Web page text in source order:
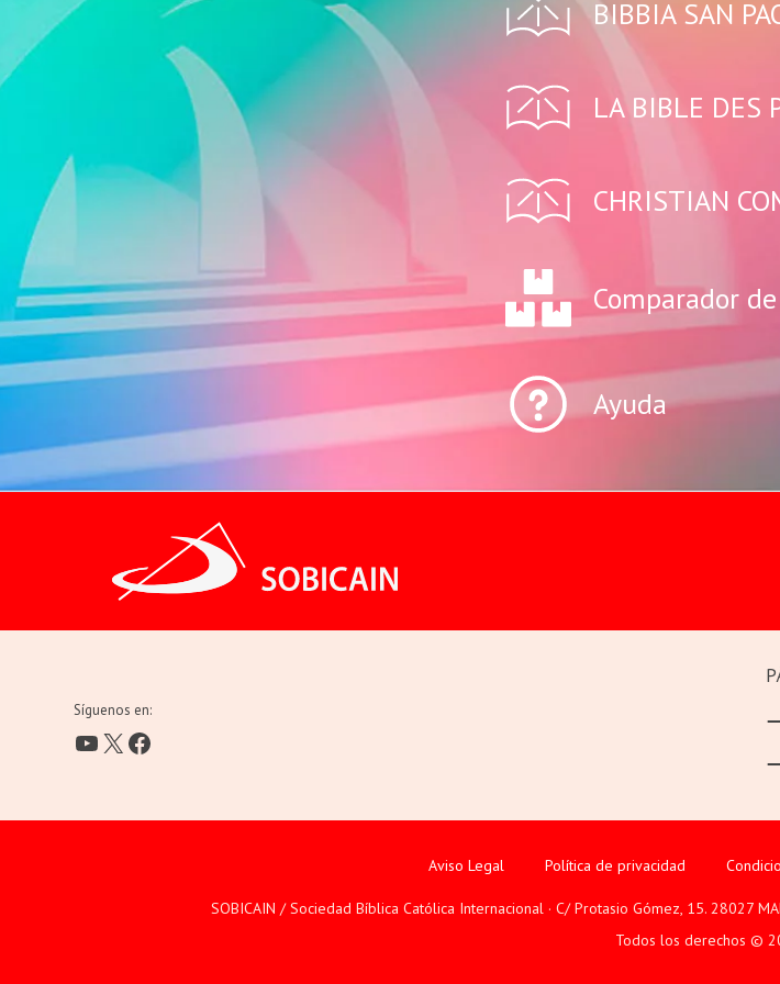
BIBBIA SAN
LA BIBLE DES
CHRISTIAN
Comparador
Ayuda
Síguenos en:
YouTube
X Facebook
Aviso Legal Política de privacidad
SOBICAIN / Sociedad Bíblica Católica Internacional · C/ Protasio Gómez, 15. 28027
Todos los derechos ©